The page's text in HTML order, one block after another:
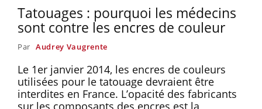
Tatouages : pourquoi les médecins
sont contre les encres de couleur
Par Audrey Vaugrente
Le 1er janvier 2014, les encres de couleurs
utilisées pour le tatouage devraient être
interdites en France. L’opacité des fabricants
sur les composants des encres est la